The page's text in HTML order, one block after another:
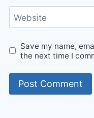
Website
Save my name,
the next time I